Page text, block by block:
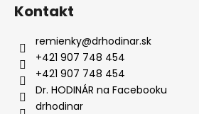
Kontakt
remienky@drhodinar.sk
+421 907 748 454
+421 907 748 454
Dr. HODINÁR na Facebooku
drhodinar